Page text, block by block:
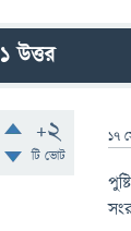
1উত্তর
+2
টি ভোট
17